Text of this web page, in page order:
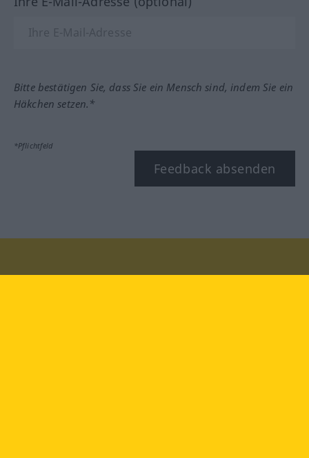
Bitte bestätigen Sie, dass Sie ein Mensch sind, indem Sie ein
Häkchen setzen.*
*Pflichtfeld
Feedback absenden
Besuchen Sie uns auf: